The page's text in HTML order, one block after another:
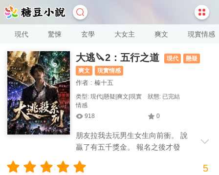
現代 驚悚 玄學 大女主 爽文 現實情感
大逃🔪2：五行之道 現代
懸疑
爽文
現實情感
作者 : 榛十五
类型: 現代|懸疑|爽文|現實
情感
狀態: 已完結
918 0
朋友拉我去玩男生女生向前衝。 說
贏了有五千獎金。 報名之後才發
十三根利刃穿身而過。 活下來就算贏。
5